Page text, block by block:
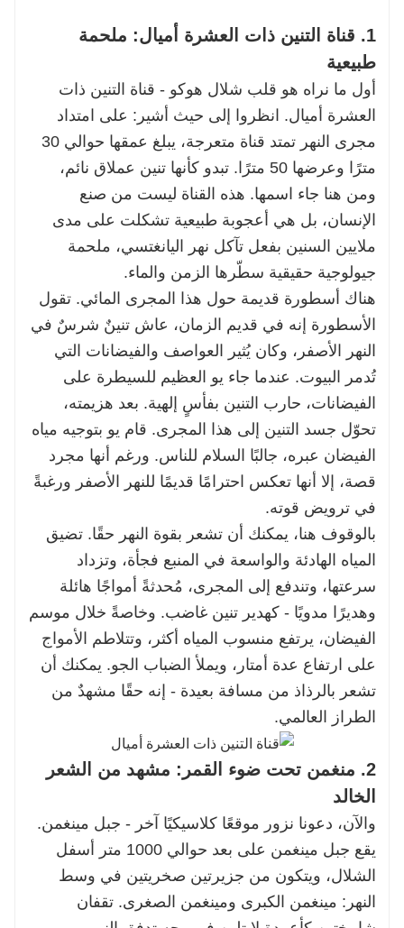
1. قناة التنين ذات العشرة أميال: ملحمة
طبيعية
أول ما نراه هو قلب شلال هوكو - قناة التنين ذات
العشرة أميال. انظروا إلى حيث أشير: على امتداد
مجرى النهر تمتد قناة متعرجة، يبلغ عمقها حوالي 30
مترًا وعرضها 50 مترًا. تبدو كأنها تنين عملاق نائم،
ومن هنا جاء اسمها. هذه القناة ليست من صنع
الإنسان، بل هي أعجوبة طبيعية تشكلت على مدى
ملايين السنين بفعل تآكل نهر اليانغتسي، ملحمة
جيولوجية حقيقية سطّرها الزمن والماء.
هناك أسطورة قديمة حول هذا المجرى المائي. تقول
الأسطورة إنه في قديم الزمان، عاش تنينٌ شرسٌ في
النهر الأصفر، وكان يُثير العواصف والفيضانات التي
تُدمر البيوت. عندما جاء يو العظيم للسيطرة على
الفيضانات، حارب التنين بفأسٍ إلهية. بعد هزيمته،
تحوّل جسد التنين إلى هذا المجرى. قام يو بتوجيه مياه
الفيضان عبره، جالبًا السلام للناس. ورغم أنها مجرد
قصة، إلا أنها تعكس احترامًا قديمًا للنهر الأصفر ورغبةً
في ترويض قوته.
بالوقوف هنا، يمكنك أن تشعر بقوة النهر حقًا. تضيق
المياه الهادئة والواسعة في المنبع فجأة، وتزداد
سرعتها، وتندفع إلى المجرى، مُحدثةً أمواجًا هائلة
وهديرًا مدويًا - كهدير تنين غاضب. وخاصةً خلال موسم
الفيضان، يرتفع منسوب المياه أكثر، وتتلاطم الأمواج
على ارتفاع عدة أمتار، ويملأ الضباب الجو. يمكنك أن
تشعر بالرذاذ من مسافة بعيدة - إنه حقًا مشهدٌ من
الطراز العالمي.
2. منغمن تحت ضوء القمر: مشهد من الشعر
الخالد
والآن، دعونا نزور موقعًا كلاسيكيًا آخر - جبل مينغمن.
يقع جبل مينغمن على بعد حوالي 1000 متر أسفل
الشلال، ويتكون من جزيرتين صخريتين في وسط
النهر: مينغمن الكبرى ومينغمن الصغرى. تقفان